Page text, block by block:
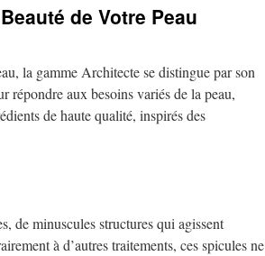
de Votre Peau
la gamme Architecte se distingue par son
répondre aux besoins variés de la peau,
de haute qualité, inspirés des
de minuscules structures qui agissent
à d’autres traitements, ces spicules ne